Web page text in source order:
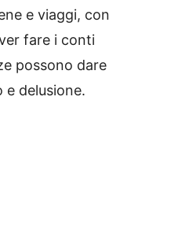
e viaggi, con
fare i conti
possono dare
e delusione.